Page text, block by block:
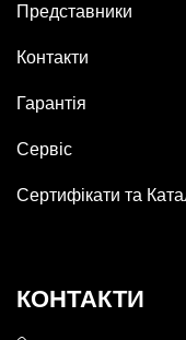
Представники
Контакти
Гарантія
Сервіс
Сертифікати та
КОНТАКТИ